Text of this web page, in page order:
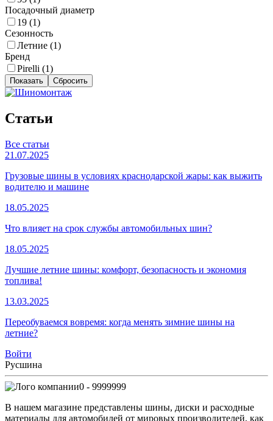
Посадочный диаметр
19 (1)
Сезонность
Летние (1)
Бренд
Pirelli (1)
Статьи
Все статьи
21.07.2025
Грузовые шины в условиях краснодарской жары: как выжить
водителю и машине
18.05.2025
Что влияет на срок службы автомобильных шин?
18.05.2025
Лучшие летние шины: комфорт, безопасность и экономия
топлива!
13.03.2025
Переобуваемся вовремя: когда менять зимние шины на
летние?
Войти
Русшина
0 - 9999999
В нашем магазине представлены шины, диски и расходные
материалы для автомобилей от мировых производителей, как